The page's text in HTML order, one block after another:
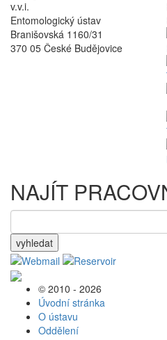
v.v.i.
Entomologický ústav
Branišovská 1160/31
370 05 České Budějovice
NAJÍT
vyhledat
© 2010 - 2026
Úvodní stránka
O ústavu
Oddělení